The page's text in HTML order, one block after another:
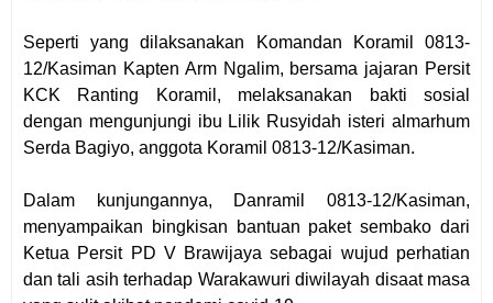
Seperti yang dilaksanakan Komandan Koramil 0813-
12/Kasiman Kapten Arm Ngalim, bersama jajaran Persit
KCK Ranting Koramil, melaksanakan bakti sosial
dengan mengunjungi ibu Lilik Rusyidah isteri almarhum
Serda Bagiyo, anggota Koramil 0813-12/Kasiman.
Dalam kunjungannya, Danramil 0813-12/Kasiman,
menyampaikan bingkisan bantuan paket sembako dari
Ketua Persit PD V Brawijaya sebagai wujud perhatian
dan tali asih terhadap Warakawuri diwilayah disaat masa